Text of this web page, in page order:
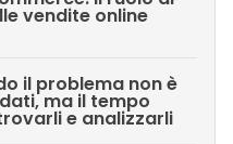
vendite online
il problema non è
ma il tempo
e analizzarli